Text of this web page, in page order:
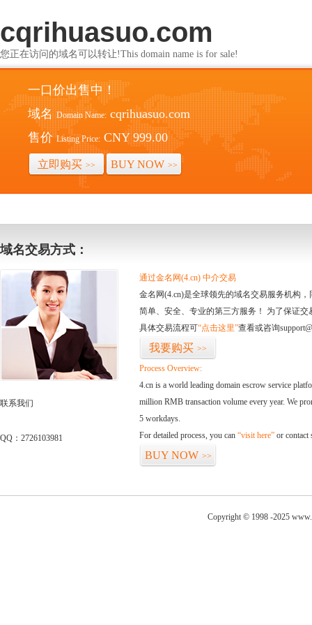
cqrihuasuo.com
您正在访问的域名可以转让!This domain name is for sale!
一口价出售中！
域名 Domain Name: cqrihuasuo.com
售价 Listing Price: CNY 999.00
立即购买 >> BUY NOW >>
域名交易方式：
联系我们
QQ：2726103981
通过金名网(4.cn) 中介交易
金名网(4.cn)是全球领先的域名交易服务机构
简单、安全、专业的第三方服务！ 为了保证
具体交易流程可“点击这里”查看或咨询
我要购买 >>
Process Overview:
4.cn is a world leading domain escrow service
million RMB transaction volume every year. We
5 workdays.
For detailed process, you can “visit here” or contact
BUY NOW >>
Copyright © 1998 -2025